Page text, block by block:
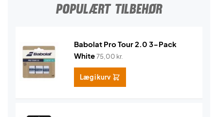
POPULÆRT TILBEHØR
Babolat Pro Tour 2.0 3-Pack
White75,00 kr.
Læg i kurv